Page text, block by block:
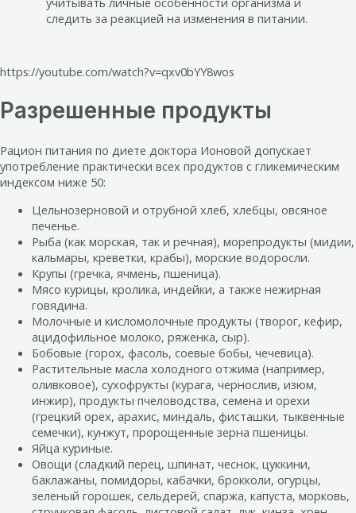
следить за реакцией на изменения в питании.
https://youtube.com/watch?v=qxv0bYY8wos
Разрешенные продукты
Рацион питания по диете доктора Ионовой допускает
употребление практически всех продуктов с гликемическим
индексом ниже 50:
Цельнозерновой и отрубной хлеб, хлебцы, овсяное
печенье.
Рыба (как морская, так и речная), морепродукты (мидии,
кальмары, креветки, крабы), морские водоросли.
Крупы (гречка, ячмень, пшеница).
Мясо курицы, кролика, индейки, а также нежирная
говядина.
Молочные и кисломолочные продукты (творог, кефир,
ацидофильное молоко, ряженка, сыр).
Бобовые (горох, фасоль, соевые бобы, чечевица).
Растительные масла холодного отжима (например,
оливковое), сухофрукты (курага, чернослив, изюм,
инжир), продукты пчеловодства, семена и орехи
(грецкий орех, арахис, миндаль, фисташки, тыквенные
семечки), кунжут, пророщенные зерна пшеницы.
Яйца куриные.
Овощи (сладкий перец, шпинат, чеснок, цуккини,
баклажаны, помидоры, кабачки, брокколи, огурцы,
зеленый горошек, сельдерей, спаржа, капуста, морковь,